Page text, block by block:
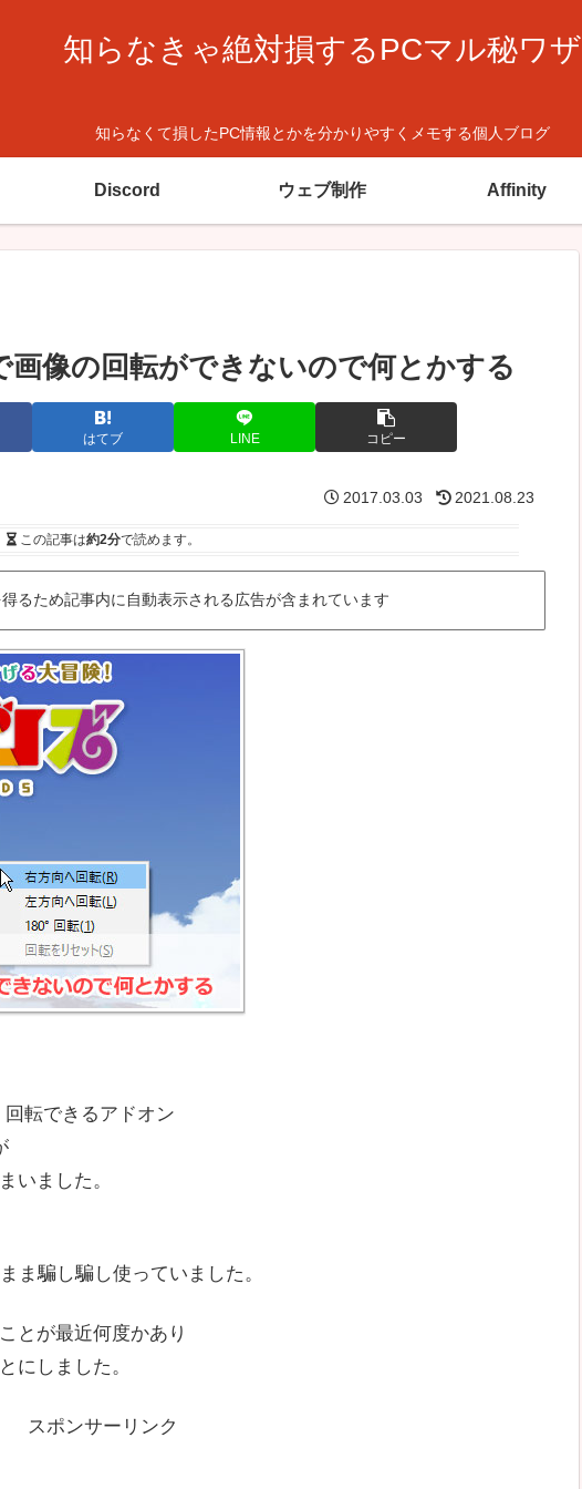
知らなきゃ絶対損するPCマル秘ワザ
知らなくて損したPC情報とかを分かりやすくメモする個人ブログ
Discord ウェブ制作 Affinity
画像の回転ができないので何とかする
はてブ LINE コピー
2017.03.03 2021.08.23
この記事は約2分で読めます。
るため記事内に自動表示される広告が含まれています
転できるアドオン
いました。
ま騙し騙し使っていました。
とが最近何度かあり
にしました。
スポンサーリンク